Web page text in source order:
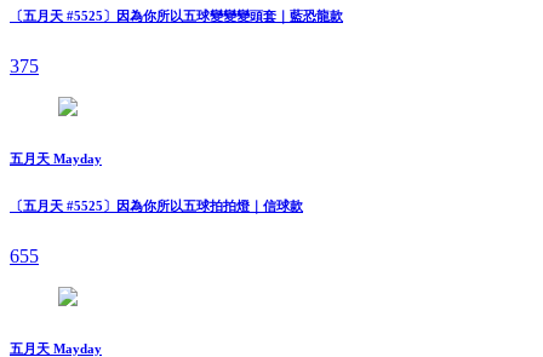
〔五月天 #5525〕因為你所以五球變變變頭套｜藍恐龍款
375
五月天 Mayday
〔五月天 #5525〕因為你所以五球拍拍燈｜信球款
655
五月天 Mayday